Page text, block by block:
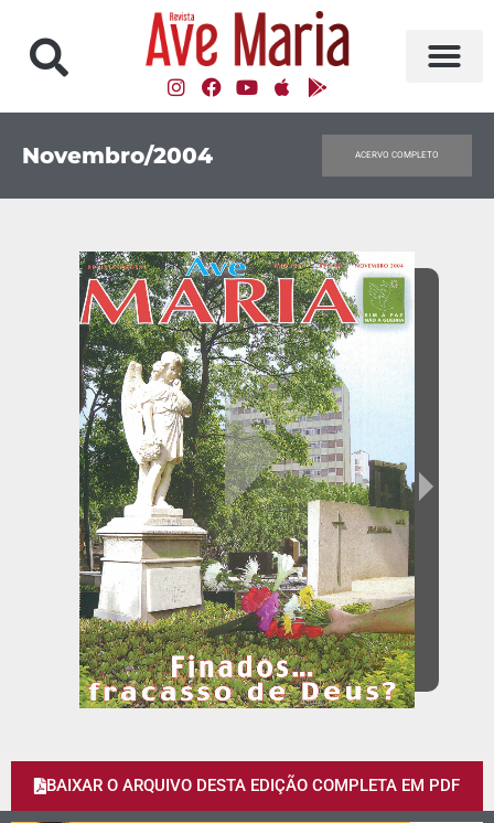
Novembro/2004 ACERVO COMPLETO
BAIXAR O ARQUIVO DESTA EDIÇÃO COMPLETA EM PDF